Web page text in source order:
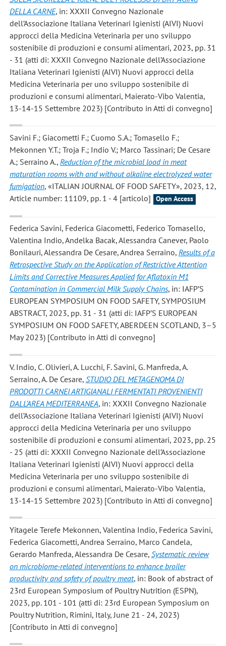
DELLA CARNE, in: XXXII Convegno Nazionale
dell’Associazione Italiana Veterinari Igienisti (AIVI) Nuovi
approcci della Medicina Veterinaria per uno sviluppo
sostenibile di produzioni e consumi alimentari, 2023, pp. 31
- 31 (atti di: XXXII Convegno Nazionale dell’Associazione
Italiana Veterinari Igienisti (AIVI) Nuovi approcci della
Medicina Veterinaria per uno sviluppo sostenibile di
produzioni e consumi alimentari, Maierato-Vibo Valentia,
13-14-15 Settembre 2023) [Contributo in Atti di convegno]
Savini F.; Giacometti F.; Cuomo S.A.; Tomasello F.;
Mekonnen Y.T.; Troja F.; Indio V.; Marco Tassinari; De Cesare
A.; Serraino A., Reduction of the microbial load in meat
maturation rooms with and without alkaline electrolyzed water
fumigation, «ITALIAN JOURNAL OF FOOD SAFETY», 2023, 12,
Article number: 11109, pp. 1 - 4 [articolo]
Open Access
Federica Savini, Federica Giacometti, Federico Tomasello,
Valentina Indio, Andelka Bacak, Alessandra Canever, Paolo
Bonilauri, Alessandra De Cesare, Andrea Serraino, Results of a
Retrospective Study on the Application of Restrictive Attention
Limits and Corrective Measures Applied for Aflatoxin M1
Contamination in Commercial Milk Supply Chains, in: IAFP’S
EUROPEAN SYMPOSIUM ON FOOD SAFETY, SYMPOSIUM
ABSTRACT, 2023, pp. 31 - 31 (atti di: IAFP’S EUROPEAN
SYMPOSIUM ON FOOD SAFETY, ABERDEEN SCOTLAND, 3–5
May 2023) [Contributo in Atti di convegno]
V. Indio, C. Olivieri, A. Lucchi, F. Savini, G. Manfreda, A.
Serraino, A. De Cesare, STUDIO DEL METAGENOMA DI
PRODOTTI CARNEI ARTIGIANALI FERMENTATI PROVENIENTI
DALL’AREA MEDITERRANEA, in: XXXII Convegno Nazionale
dell’Associazione Italiana Veterinari Igienisti (AIVI) Nuovi
approcci della Medicina Veterinaria per uno sviluppo
sostenibile di produzioni e consumi alimentari, 2023, pp. 25
- 25 (atti di: XXXII Convegno Nazionale dell’Associazione
Italiana Veterinari Igienisti (AIVI) Nuovi approcci della
Medicina Veterinaria per uno sviluppo sostenibile di
produzioni e consumi alimentari, Maierato-Vibo Valentia,
13-14-15 Settembre 2023) [Contributo in Atti di convegno]
Yitagele Terefe Mekonnen, Valentina Indio, Federica Savini,
Federica Giacometti, Andrea Serraino, Marco Candela,
Gerardo Manfreda, Alessandra De Cesare, Systematic review
on microbiome-related interventions to enhance broiler
productivity and safety of poultry meat, in: Book of abstract of
23rd European Symposium of Poultry Nutrition (ESPN),
2023, pp. 101 - 101 (atti di: 23rd European Symposium on
Poultry Nutrition, Rimini, Italy, June 21 - 24, 2023)
[Contributo in Atti di convegno]